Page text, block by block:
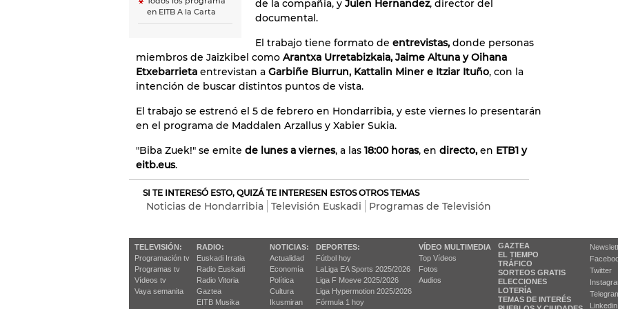
en EITB A la Carta
de la compañía, y Julen Hernandez, director del
documental.
El trabajo tiene formato de entrevistas, donde personas
miembros de Jaizkibel como Arantxa Urretabizkaia, Jaime Altuna y Oihana
Etxebarrieta entrevistan a Garbiñe Biurrun, Kattalin Miner e Itziar Ituño, con la
intención de buscar distintos puntos de vista.
El trabajo se estrenó el 5 de febrero en Hondarribia, y este viernes lo presentarán
en el programa de Maddalen Arzallus y Xabier Sukia.
"Biba Zuek!" se emite de lunes a viernes, a las 18:00 horas, en directo, en ETB1 y
eitb.eus.
SI TE INTERESÓ ESTO, QUIZÁ TE INTERESEN ESTOS OTROS TEMAS
Noticias de Hondarribia Televisión Euskadi Programas de Televisión
TELEVISIÓN:
Programación tv
Programas tv
Vídeos tv
Vaya semanita
RADIO:
Euskadi Irratia
Radio Euskadi
Radio Vitoria
Gaztea
EITB Musika
NOTICIAS:
Actualidad
Economía
Política
Cultura
Ikusmiran
DEPORTES:
Fútbol hoy
LaLiga EA Sports 2025/2026
Liga F Moeve 2025/2026
Liga Hypermotion 2025/2026
Fórmula 1 hoy
VÍDEO MULTIMEDIA
Top Vídeos
Fotos
Audios
GAZTEA
EL TIEMPO
TRÁFICO
SORTEOS GRATIS
ELECCIONES
LOTERÍA
TEMAS DE INTERÉS
Twitter
Linkedin